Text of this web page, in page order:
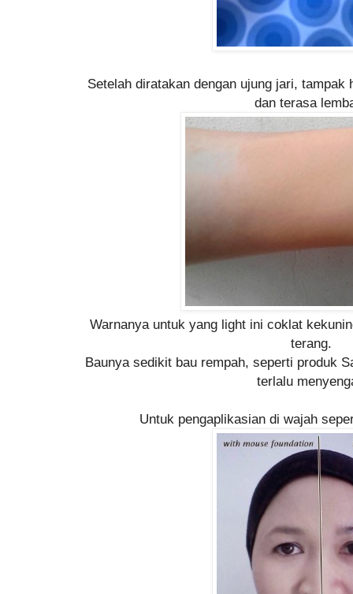
Setelah diratakan dengan ujung jari, tampak
dan terasa
Warnanya untuk yang light ini coklat
terang.
Baunya sedikit bau rempah, seperti produk
terlalu
Untuk pengaplikasian di wajah